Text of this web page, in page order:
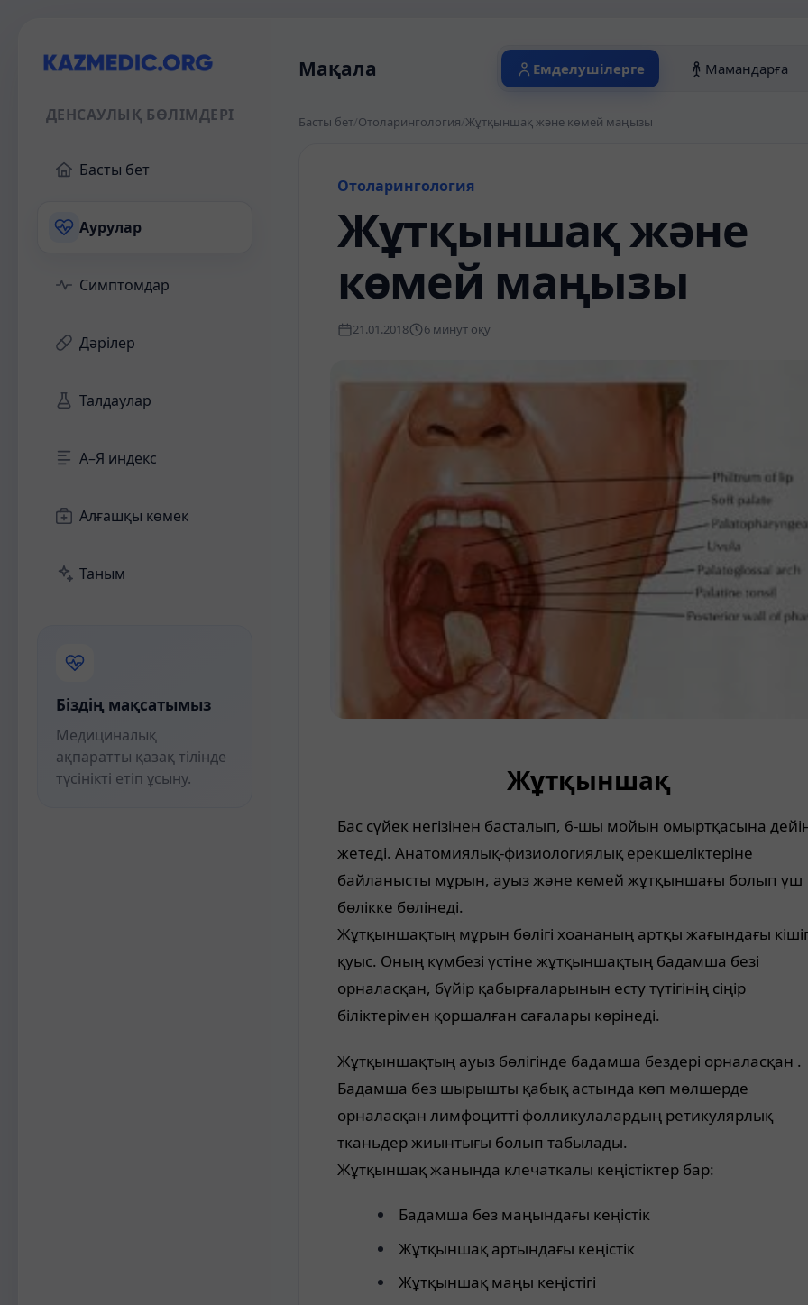
ДЕНСАУЛЫҚ БӨЛІМДЕРІ
Басты бет
Аурулар
Симптомдар
Дәрілер
Талдаулар
А–Я индекс
Алғашқы көмек
Таным
Біздің мақсатымыз
Медициналық
ақпаратты қазақ тілінде
түсінікті етіп ұсыну.
Мақала Емделушілерге Мамандарға
Басты бет/Отоларингология/Жұтқыншақ және көмей маңызы
Отоларингология
Жұтқыншақ және
көмей маңызы
21.01.2018 6 минут оқу
Жұтқыншақ
Бас сүйек негізінен басталып, 6-шы мойын омыртқасына
жетеді. Анатомиялық-физиологиялық ерекшеліктеріне
байланысты мұрын, ауыз және көмей жұтқыншағы болып үш
бөлікке бөлінеді.
Жұтқыншақтың мұрын бөлігі хоананың артқы жағындағы
қуыс. Оның күмбезі үстіне жұтқыншақтың бадамша безі
орналасқан, бүйір қабырғаларынын есту түтігінің сіңір
біліктерімен қоршалған сағалары көрінеді.
Жұтқыншақтың ауыз бөлігінде бадамша бездері орналасқан .
Бадамша без шырышты қабық астында көп мөлшерде
орналасқан лимфоцитті фолликулалардың ретикулярлық
тканьдер жиынтығы болып табылады.
Жұтқыншақ жанында клечаткалы кеңістіктер бар:
Бадамша без маңындағы кеңістік
Жұтқыншақ артындағы кеңістік
Жұтқыншақ маңы кеңістігі